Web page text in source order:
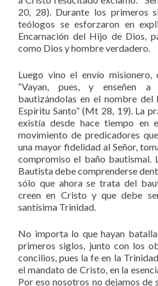
20, 28). Durante los primeros
teólogos se esforzaron en
Encarnación del Hijo de Dios,
como Dios y hombre verdadero.
Luego vino el envío misionero,
“Vayan, pues, y enseñen a
bautizándolas en el nombre
Espíritu Santo” (Mt 28, 19). La
existía desde hace tiempo en
movimiento de predicadores
una mayor fidelidad al Señor,
compromiso el baño bautismal.
Bautista debe comprenderse
sólo que ahora se trata del
creen en Cristo y que debe
santísima Trinidad.
No importa lo que hayan
primeros siglos, junto con los
concilios, pues la fe en la
el mandato de Cristo, en la
Por eso nosotros no dejamos de